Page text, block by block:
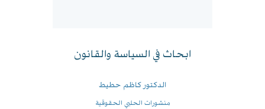
ابحاث في السياسة والقانون
الدكتور كاظم حطيط
منشورات الحلبي الحقوقية